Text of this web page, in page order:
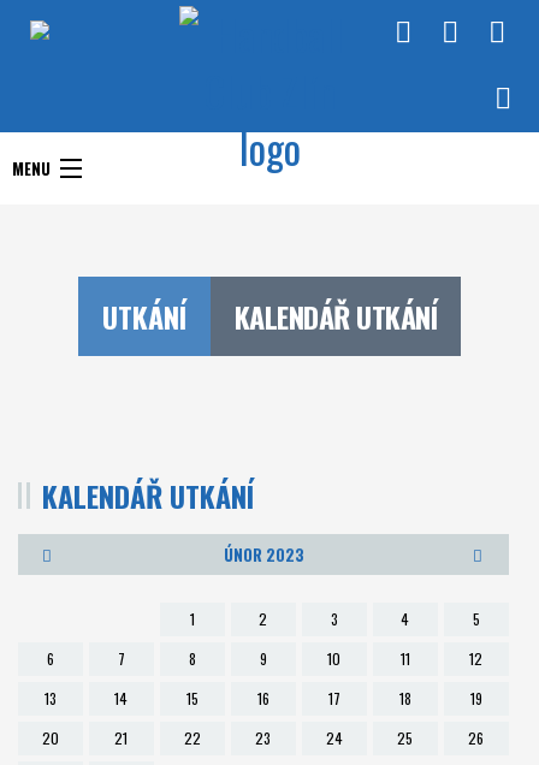
RHC Handball Club
MENU
Doprastav liga ženy
Chance Extraliga
O klubu
Partneři
Kontakt
UTKÁNÍ KALENDÁŘ UTKÁNÍ
KALENDÁŘ UTKÁNÍ
ÚNOR 2023
1 2 3 4
5
6
7 8 9 10 11
12
13
14 15 16 17 18
19
20
21 22 23 24 25
26